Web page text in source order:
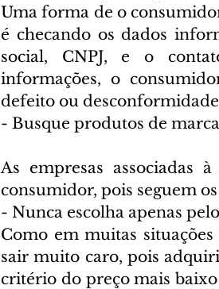
Uma forma de o
é checando os dados
social, CNPJ, e o
informações, o
defeito ou
- Busque produtos de
As empresas associadas
consumidor, pois seguem
- Nunca escolha apenas
Como em muitas
sair muito caro, pois
critério do preço mais